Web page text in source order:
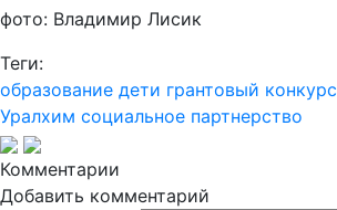
фото: Владимир Лисик
Теги:
образование дети грантовый конкурс
Уралхим социальное партнерство
Комментарии
Добавить комментарий